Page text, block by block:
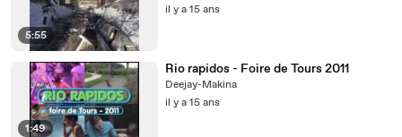
5:55
il y a 15 ans
1:49
Rio rapidos - Foire de Tours 2011
Deejay-Makina
il y a 15 ans